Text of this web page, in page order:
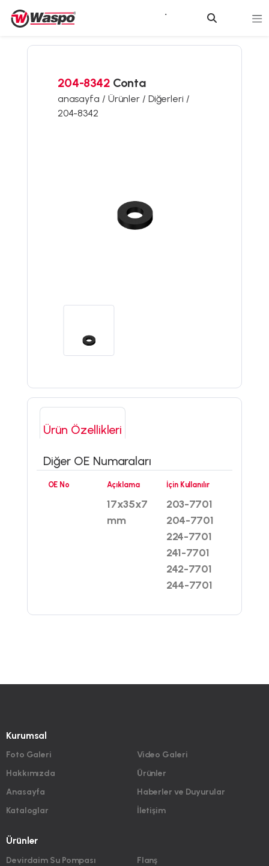
204-8342 Conta
anasayfa / Ürünler / Diğerleri /
204-8342
Ürün Özellikleri
Diğer OE Numaraları
OE No Açıklama
17x35x7
mm
İçin Kullanılır
203-7701
204-7701
224-7701
241-7701
242-7701
244-7701
Kurumsal
Foto Galeri
Hakkımızda
Anasayfa
Kataloglar
Video Galeri
Ürünler
Haberler ve Duyurular
İletişim
Ürünler
Devirdaim Su Pompası
Flanş